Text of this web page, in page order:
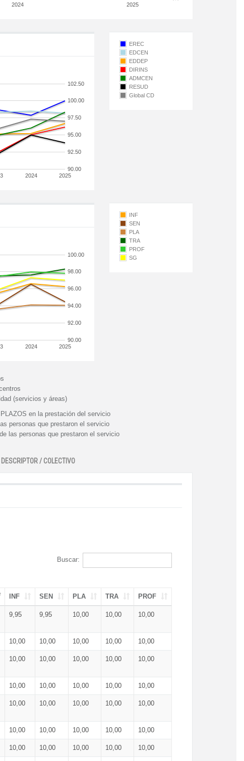
2024 2025
2024 2025
90.00
92.50
95.00
97.50
100.00
102.50
EREC
EDCEN
EDDEP
DIRINS
ADMCEN
RESUD
Global CD
2024 2025
90.00
92.00
94.00
96.00
98.00
100.00
INF
SEN
PLA
TRA
PROF
SG
(servicios y áreas)
en la prestación del servicio
personas que prestaron el servicio
las personas que prestaron el servicio
DESCRIPTOR / COLECTIVO
Buscar:
INF SEN PLA TRA PROF
9,95 9,95 10,00 10,00 10,00
10,00 10,00 10,00 10,00 10,00
10,00 10,00 10,00 10,00 10,00
10,00 10,00 10,00 10,00 10,00
10,00 10,00 10,00 10,00 10,00
10,00 10,00 10,00 10,00 10,00
10,00 10,00 10,00 10,00 10,00